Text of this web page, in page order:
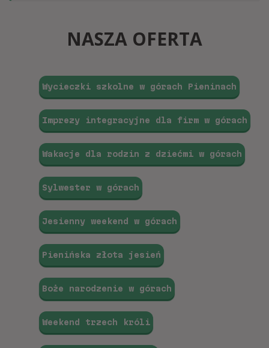
NASZA OFERTA
Wycieczki szkolne w górach Pieninach
Imprezy integracyjne dla firm w górach
Wakacje dla rodzin z dziećmi w górach
Sylwester w górach
Jesienny weekend w górach
Pienińska złota jesień
Boże narodzenie w górach
Weekend trzech króli